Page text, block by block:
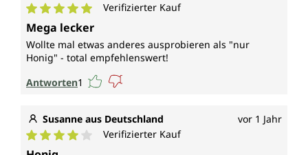
Durchschnittliche Bewertung von 5 von 5 Sternen
Verifizierter Kauf
Mega lecker
Wollte mal etwas anderes ausprobieren als "nur
Honig" - total empfehlenswert!
Antworten1
Susanne aus Deutschland vor 1 Jahr
Durchschnittliche Bewertung von 4 von 5 Sternen
Verifizierter Kauf